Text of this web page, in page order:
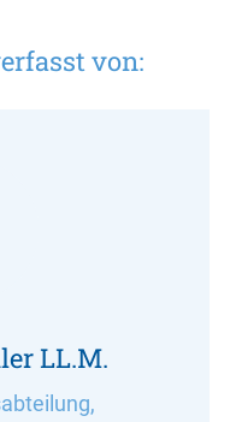
von:
LL.M.